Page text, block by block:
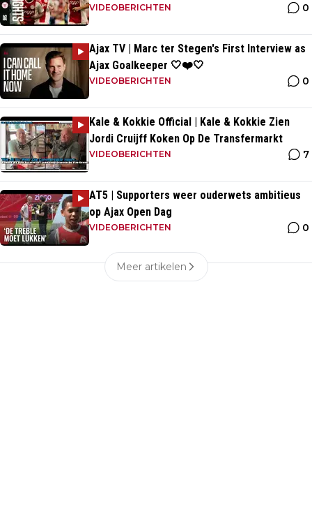
VIDEOBERICHTEN 0
Ajax TV | Marc ter Stegen's First Interview as
Ajax Goalkeeper 🤍❤️🤍
VIDEOBERICHTEN 0
Kale & Kokkie Official | Kale & Kokkie Zien
Jordi Cruijff Koken Op De Transfermarkt
VIDEOBERICHTEN 7
AT5 | Supporters weer ouderwets ambitieus
op Ajax Open Dag
VIDEOBERICHTEN 0
Meer artikelen